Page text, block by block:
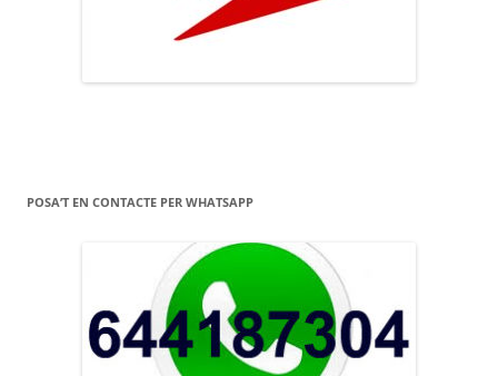
POSA’T EN CONTACTE PER WHATSAPP